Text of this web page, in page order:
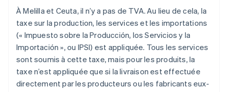
À Melilla et Ceuta, il n’y a pas de TVA. Au lieu de cela, la
taxe sur la production, les services et les importations
(« Impuesto sobre la Producción, los Servicios y la
Importación », ou IPSI) est appliquée. Tous les services
sont soumis à cette taxe, mais pour les produits, la
taxe n’est appliquée que si la livraison est effectuée
directement par les producteurs ou les fabricants eux-